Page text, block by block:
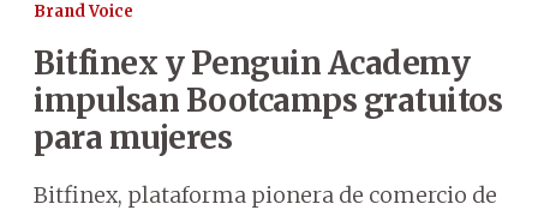
Brand Voice
Bitfinex y Penguin Academy
impulsan Bootcamps gratuitos
para mujeres
Bitfinex, plataforma pionera de comercio de